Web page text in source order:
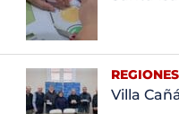
REGIONES
Villa